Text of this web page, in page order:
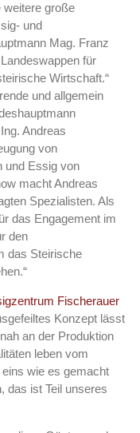
weitere große
und
Mag. Franz
für
Wirtschaft.“
und allgemein
Andreas
von
und Essig von
macht Andreas
Spezialisten. Als
das Engagement im
den
das Steirische
Fischerauer
Konzept lässt
an der Produktion
leben vom
wie es gemacht
das ist Teil unseres